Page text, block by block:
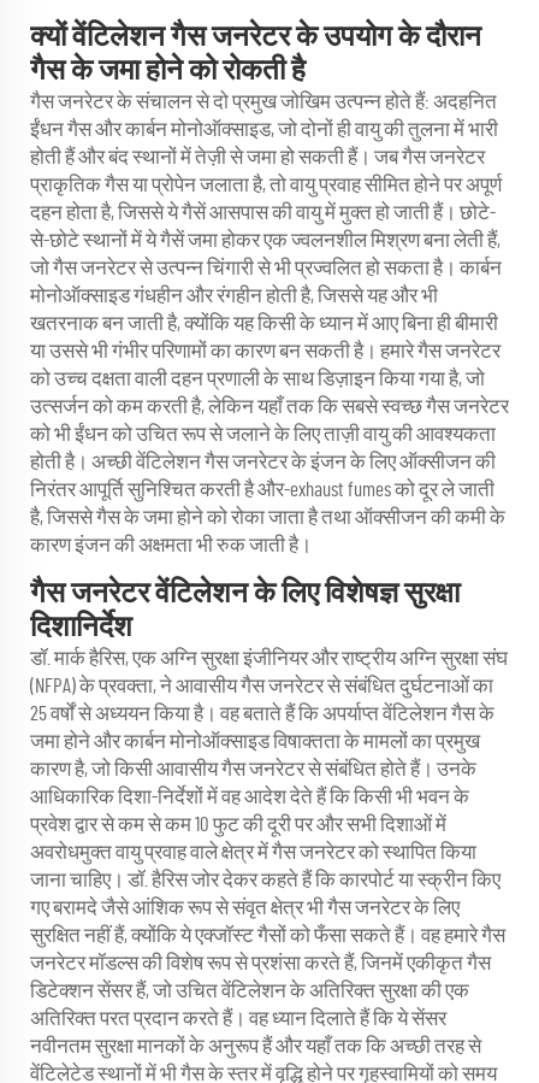
क्यों वेंटिलेशन गैस जनरेटर के उपयोग के दौरान
गैस के जमा होने को रोकती है
गैस जनरेटर के संचालन से दो प्रमुख जोखिम उत्पन्न होते हैं: अदहनित
ईंधन गैस और कार्बन मोनोऑक्साइड, जो दोनों ही वायु की तुलना में भारी
होती हैं और बंद स्थानों में तेज़ी से जमा हो सकती हैं। जब गैस जनरेटर
प्राकृतिक गैस या प्रोपेन जलाता है, तो वायु प्रवाह सीमित होने पर अपूर्ण
दहन होता है, जिससे ये गैसें आसपास की वायु में मुक्त हो जाती हैं। छोटे-
से-छोटे स्थानों में ये गैसें जमा होकर एक ज्वलनशील मिश्रण बना लेती हैं,
जो गैस जनरेटर से उत्पन्न चिंगारी से भी प्रज्वलित हो सकता है। कार्बन
मोनोऑक्साइड गंधहीन और रंगहीन होती है, जिससे यह और भी
खतरनाक बन जाती है, क्योंकि यह किसी के ध्यान में आए बिना ही बीमारी
या उससे भी गंभीर परिणामों का कारण बन सकती है। हमारे गैस जनरेटर
को उच्च दक्षता वाली दहन प्रणाली के साथ डिज़ाइन किया गया है, जो
उत्सर्जन को कम करती है, लेकिन यहाँ तक कि सबसे स्वच्छ गैस जनरेटर
को भी ईंधन को उचित रूप से जलाने के लिए ताज़ी वायु की आवश्यकता
होती है। अच्छी वेंटिलेशन गैस जनरेटर के इंजन के लिए ऑक्सीजन की
निरंतर आपूर्ति सुनिश्चित करती है और-exhaust fumes को दूर ले जाती
है, जिससे गैस के जमा होने को रोका जाता है तथा ऑक्सीजन की कमी के
कारण इंजन की अक्षमता भी रुक जाती है।
गैस जनरेटर वेंटिलेशन के लिए विशेषज्ञ सुरक्षा
दिशानिर्देश
डॉ. मार्क हैरिस, एक अग्नि सुरक्षा इंजीनियर और राष्ट्रीय अग्नि सुरक्षा संघ
(NFPA) के प्रवक्ता, ने आवासीय गैस जनरेटर से संबंधित दुर्घटनाओं का
25 वर्षों से अध्ययन किया है। वह बताते हैं कि अपर्याप्त वेंटिलेशन गैस के
जमा होने और कार्बन मोनोऑक्साइड विषाक्तता के मामलों का प्रमुख
कारण है, जो किसी आवासीय गैस जनरेटर से संबंधित होते हैं। उनके
आधिकारिक दिशा-निर्देशों में वह आदेश देते हैं कि किसी भी भवन के
प्रवेश द्वार से कम से कम 10 फुट की दूरी पर और सभी दिशाओं में
अवरोधमुक्त वायु प्रवाह वाले क्षेत्र में गैस जनरेटर को स्थापित किया
जाना चाहिए। डॉ. हैरिस जोर देकर कहते हैं कि कारपोर्ट या स्क्रीन किए
गए बरामदे जैसे आंशिक रूप से संवृत क्षेत्र भी गैस जनरेटर के लिए
सुरक्षित नहीं हैं, क्योंकि ये एक्जॉस्ट गैसों को फँसा सकते हैं। वह हमारे गैस
जनरेटर मॉडल्स की विशेष रूप से प्रशंसा करते हैं, जिनमें एकीकृत गैस
डिटेक्शन सेंसर हैं, जो उचित वेंटिलेशन के अतिरिक्त सुरक्षा की एक
अतिरिक्त परत प्रदान करते हैं। वह ध्यान दिलाते हैं कि ये सेंसर
नवीनतम सुरक्षा मानकों के अनुरूप हैं और यहाँ तक कि अच्छी तरह से
वेंटिलेटेड स्थानों में भी गैस के स्तर में वृद्धि होने पर गृहस्वामियों को समय